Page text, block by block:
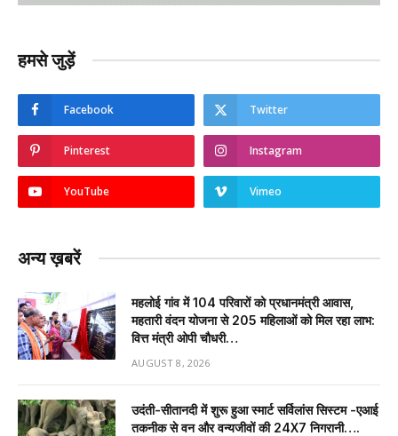
हमसे जुड़ें
Facebook Twitter
Pinterest Instagram
YouTube Vimeo
अन्य ख़बरें
महलोई गांव में 104 परिवारों को प्रधानमंत्री आवास,
महतारी वंदन योजना से 205 महिलाओं को मिल रहा लाभ:
वित्त मंत्री ओपी चौधरी…
AUGUST 8, 2026
उदंती-सीतानदी में शुरू हुआ स्मार्ट सर्विलांस सिस्टम -एआई
तकनीक से वन और वन्यजीवों की 24X7 निगरानी….